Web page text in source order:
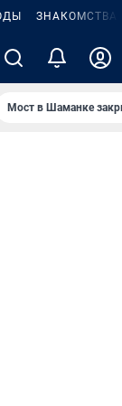
ЗНАКОМСТВА
Мост в Шаманке